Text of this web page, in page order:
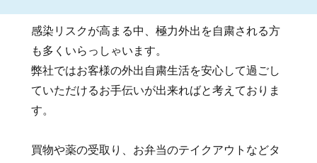
感染リスクが高まる中、極力外出を自粛される方
も多くいらっしゃいます。
弊社ではお客様の外出自粛生活を安心して過ごし
ていただけるお手伝いが出来ればと考えておりま
す。
買物や薬の受取り、お弁当のテイクアウトなどタ